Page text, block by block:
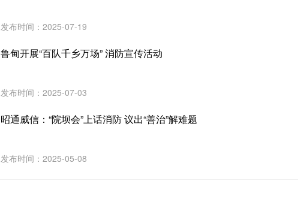
发布时间：2025-07-19
鲁甸开展“百队千乡万场” 消防宣传活动
发布时间：2025-07-03
昭通威信：“院坝会”上话消防 议出“善治”解难题
发布时间：2025-05-08